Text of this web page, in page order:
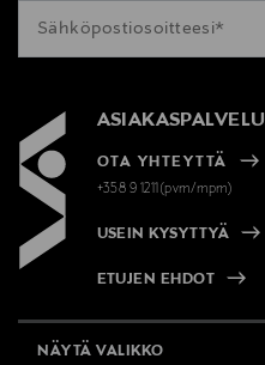
ASIAKASPALVELU
OTA YHTEYTTÄ
+358 9 1211(pvm/mpm)
USEIN KYSYTTYÄ
ETUJEN EHDOT
NÄYTÄ VALIKKO